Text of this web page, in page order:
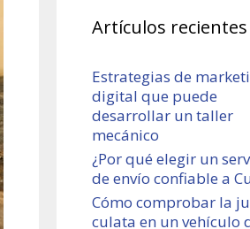
Artículos recientes
Estrategias de
digital que puede
desarrollar un taller
mecánico
¿Por qué elegir un
de envío confiable a
Cómo comprobar la
culata en un vehículo